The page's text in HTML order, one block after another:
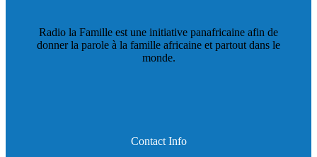
Radio la Famille est une initiative panafricaine afin de
donner la parole à la famille africaine et partout dans le
monde.
Contact Info